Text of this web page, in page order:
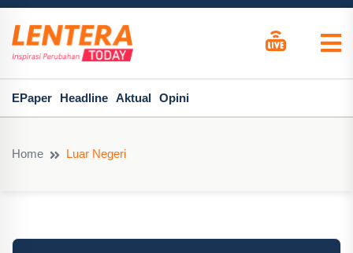
EPaper Headline Aktual Opini
Home Luar Negeri